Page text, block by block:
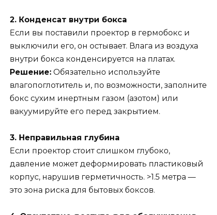
2. Конденсат внутри бокса
Если вы поставили проектор в гермобокс и
выключили его, он остывает. Влага из воздуха
внутри бокса конденсируется на платах.
Решение: Обязательно используйте
влагопоглотитель и, по возможности, заполните
бокс сухим инертным газом (азотом) или
вакуумируйте его перед закрытием.
3. Неправильная глубина
Если проектор стоит слишком глубоко,
давление может деформировать пластиковый
корпус, нарушив герметичность. >1.5 метра —
это зона риска для бытовых боксов.